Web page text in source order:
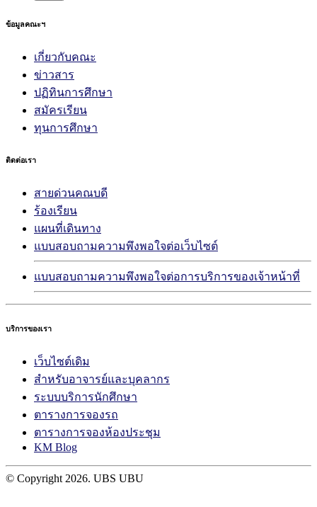
ข้อมูลคณะฯ
เกี่ยวกับคณะ
ข่าวสาร
ปฏิทินการศึกษา
สมัครเรียน
ทุนการศึกษา
ติดต่อเรา
สายด่วนคณบดี
ร้องเรียน
แผนที่เดินทาง
แบบสอบถามความพึงพอใจต่อเว็บไซต์
แบบสอบถามความพึงพอใจต่อการบริการของเจ้าหน้าที่
บริการของเรา
เว็บไซต์เดิม
สำหรับอาจารย์และบุคลากร
ระบบบริการนักศึกษา
ตารางการจองรถ
ตารางการจองห้องประชุม
KM Blog
© Copyright 2026. UBS UBU